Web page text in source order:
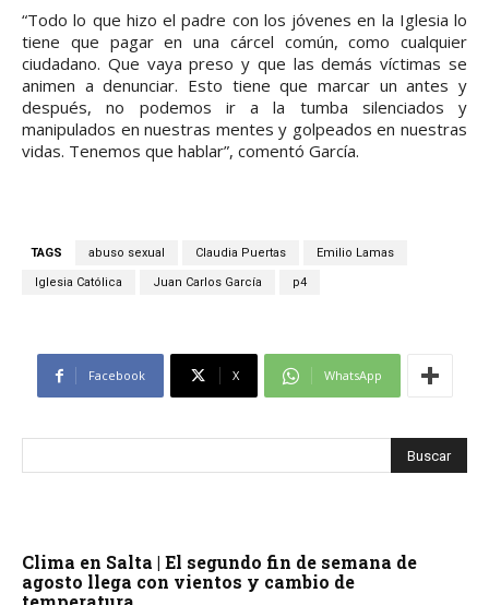
“Todo lo que hizo el padre con los jóvenes en la Iglesia lo
tiene que pagar en una cárcel común, como cualquier
ciudadano. Que vaya preso y que las demás víctimas se
animen a denunciar. Esto tiene que marcar un antes y
después, no podemos ir a la tumba silenciados y
manipulados en nuestras mentes y golpeados en nuestras
vidas. Tenemos que hablar”, comentó García.
TAGS abuso sexual Claudia Puertas Emilio Lamas
Iglesia Católica Juan Carlos García p4
Facebook X WhatsApp
Clima en Salta | El segundo fin de semana de
agosto llega con vientos y cambio de